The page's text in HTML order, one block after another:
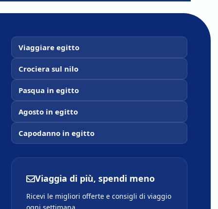
Viaggiare egitto
Crociera sul nilo
Pasqua in egitto
Agosto in egitto
Capodanno in egitto
Viaggia di più, spendi meno
Ricevi le migliori offerte e consigli di viaggio